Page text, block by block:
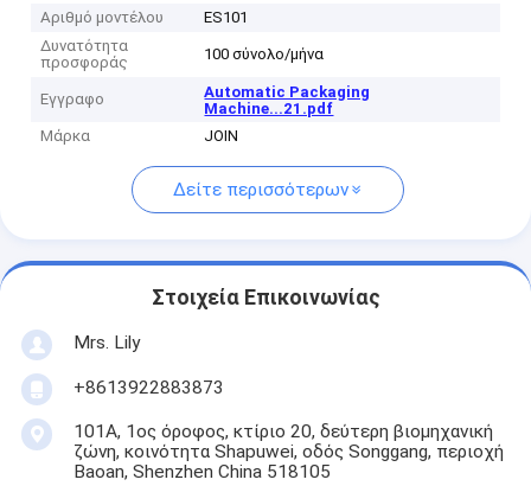
Αριθμό μοντέλου
ES101
Δυνατότητα
προσφοράς
100 σύνολο/μήνα
Εγγραφο
Automatic Packaging
Machine...21.pdf
Μάρκα
JOIN
Δείτε περισσότερων
Στοιχεία Επικοινωνίας
Mrs. Lily
+8613922883873
101Α, 1ος όροφος, κτίριο 20, δεύτερη βιομηχανική
ζώνη, κοινότητα Shapuwei, οδός Songgang, περιοχή
Baoan, Shenzhen China 518105